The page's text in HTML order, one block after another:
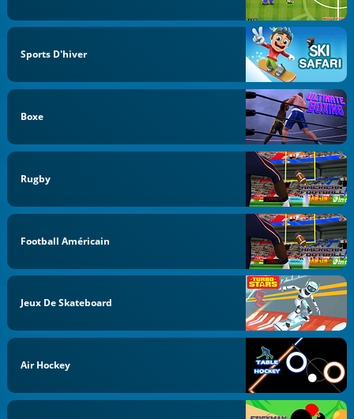
Sports D'hiver
Boxe
Rugby
Football Américain
Jeux De Skateboard
Air Hockey